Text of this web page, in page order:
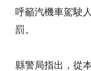
呼籲汽機車駕駛
罰。
縣警局指出，從